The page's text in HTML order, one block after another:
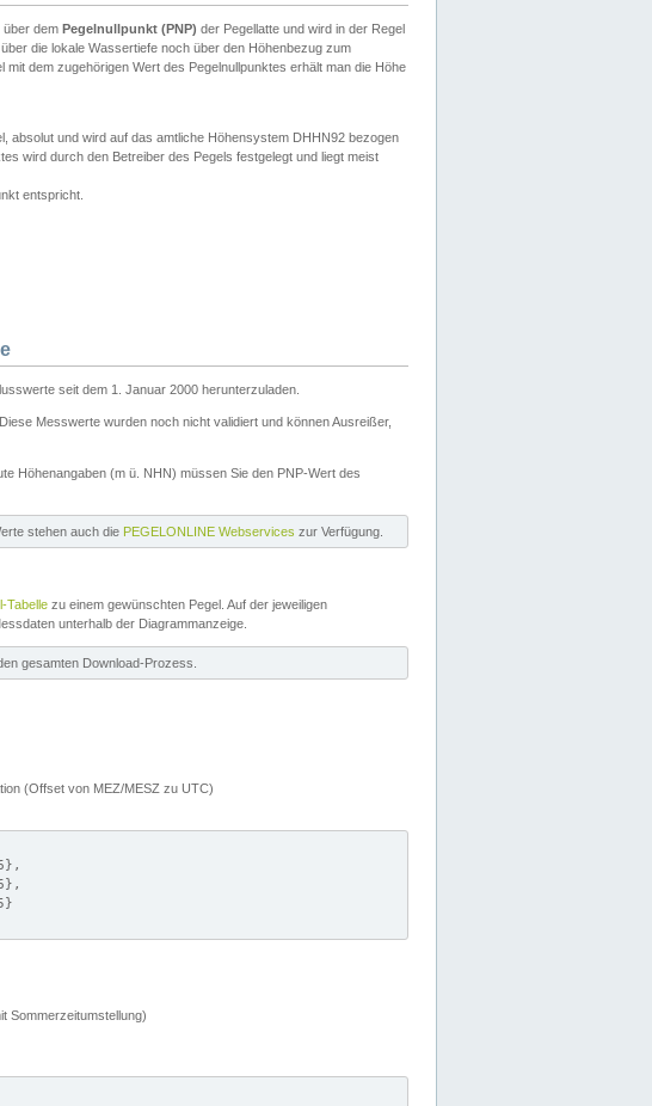
über dem Pegelnullpunkt (PNP) der Pegellatte und wird in der Regel
die lokale Wassertiefe noch über den Höhenbezug zum
dem zugehörigen Wert des Pegelnullpunktes erhält man die Höhe
absolut und wird auf das amtliche Höhensystem DHHN92 bezogen
wird durch den Betreiber des Pegels festgelegt und liegt meist
entspricht.
seit dem 1. Januar 2000 herunterzuladen.
. Diese Messwerte wurden noch nicht validiert und können Ausreißer,
Höhenangaben (m ü. NHN) müssen Sie den PNP-Wert des
stehen auch die PEGELONLINE Webservices zur Verfügung.
Tabelle zu einem gewünschten Pegel. Auf der jeweiligen
unterhalb der Diagrammanzeige.
gesamten Download-Prozess.
(Offset von MEZ/MESZ zu UTC)
Sommerzeitumstellung)